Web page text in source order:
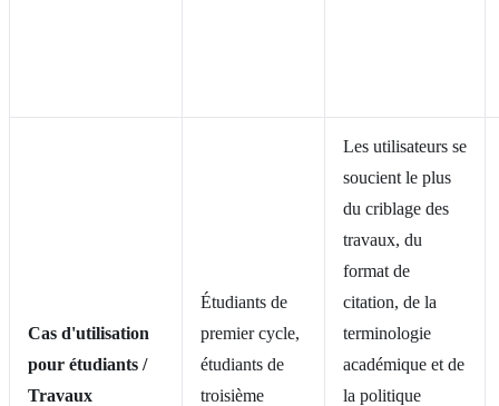
Cas d'utilisation
pour étudiants /
Travaux
Étudiants de
premier cycle,
étudiants de
troisième
Les utilisateurs se
soucient le plus
du criblage des
travaux, du
format de
citation, de la
terminologie
académique et de
la politique